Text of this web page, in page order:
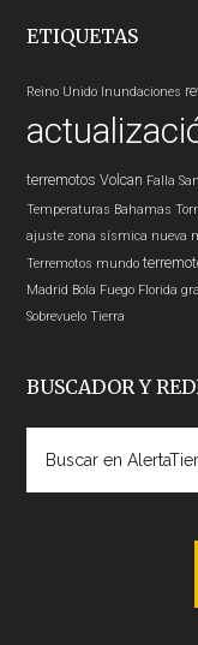
ETIQUETAS
Reino Unido Inundaciones
terremotos Volcan Falla
Temperaturas Bahamas
ajuste zona sísmica nueva
Terremotos mundo
Madrid Bola Fuego Florida
Sobrevuelo Tierra
BUSCADOR Y
AlertaTierra.com